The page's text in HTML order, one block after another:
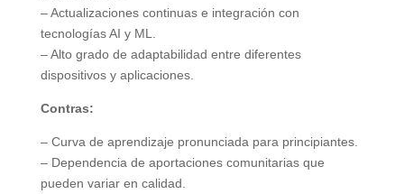
– Actualizaciones continuas e integración con
tecnologías AI y ML.
– Alto grado de adaptabilidad entre diferentes
dispositivos y aplicaciones.
Contras:
– Curva de aprendizaje pronunciada para principiantes.
– Dependencia de aportaciones comunitarias que
pueden variar en calidad.